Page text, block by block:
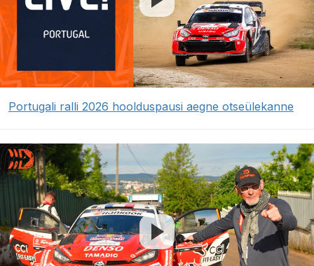
Portugali ralli 2026 hoolduspausi aegne otseülekanne